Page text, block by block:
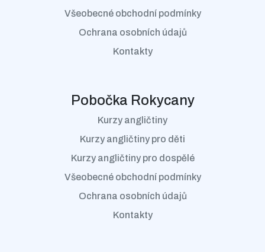
Všeobecné obchodní podmínky
Ochrana osobních údajů
Kontakty
Pobočka Rokycany
Kurzy angličtiny
Kurzy angličtiny pro děti
Kurzy angličtiny pro dospělé
Všeobecné obchodní podmínky
Ochrana osobních údajů
Kontakty